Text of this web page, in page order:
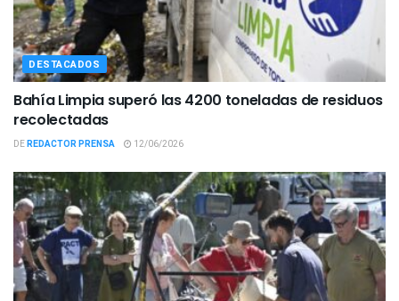
DESTACADOS
Bahía Limpia superó las 4200 toneladas de residuos
recolectadas
DEREDACTOR PRENSA 12/06/2026